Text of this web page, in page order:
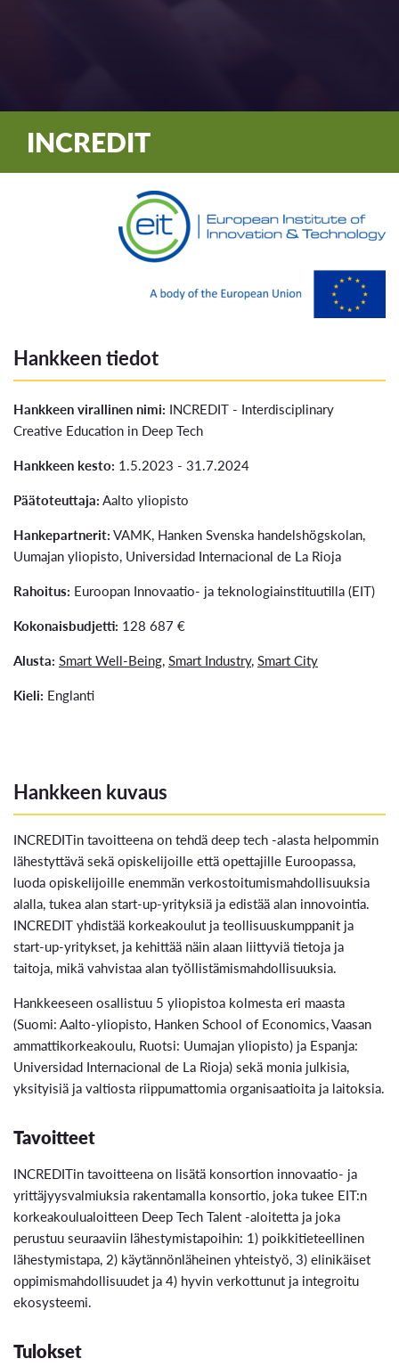
INCREDIT
Hankkeen tiedot
Hankkeen virallinen nimi: INCREDIT - Interdisciplinary
Creative Education in Deep Tech
Hankkeen kesto: 1.5.2023 - 31.7.2024
Päätoteuttaja:Aalto yliopisto
Hankepartnerit:VAMK, Hanken Svenska handelshögskolan,
Uumajan yliopisto, Universidad Internacional de La Rioja
Rahoitus: Euroopan Innovaatio- ja teknologiainstituutilla (EIT)
Kokonaisbudjetti: 128 687 €
Alusta: Smart Well-Being,Smart Industry,Smart City
Kieli: Englanti
Hankkeen kuvaus
INCREDITin tavoitteena on tehdä deep tech -alasta helpommin
lähestyttävä sekä opiskelijoille että opettajille Euroopassa,
luoda opiskelijoille enemmän verkostoitumismahdollisuuksia
alalla, tukea alan start-up-yrityksiä ja edistää alan innovointia.
INCREDIT yhdistää korkeakoulut ja teollisuuskumppanit ja
start-up-yritykset, ja kehittää näin alaan liittyviä tietoja ja
taitoja, mikä vahvistaa alan työllistämismahdollisuuksia.
Hankkeeseen osallistuu 5 yliopistoa kolmesta eri maasta
(Suomi: Aalto-yliopisto, Hanken School of Economics, Vaasan
ammattikorkeakoulu, Ruotsi: Uumajan yliopisto) ja Espanja:
Universidad Internacional de La Rioja) sekä monia julkisia,
yksityisiä ja valtiosta riippumattomia organisaatioita ja laitoksia.
Tavoitteet
INCREDITin tavoitteena on lisätä konsortion innovaatio- ja
yrittäjyysvalmiuksia rakentamalla konsortio, joka tukee EIT:n
korkeakoulualoitteen Deep Tech Talent -aloitetta ja joka
perustuu seuraaviin lähestymistapoihin: 1) poikkitieteellinen
lähestymistapa, 2) käytännönläheinen yhteistyö, 3) elinikäiset
oppimismahdollisuudet ja 4) hyvin verkottunut ja integroitu
ekosysteemi.
Tulokset